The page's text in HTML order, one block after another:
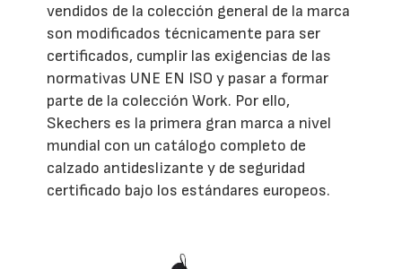
vendidos de la colección general de la marca
son modificados técnicamente para ser
certificados, cumplir las exigencias de las
normativas UNE EN ISO y pasar a formar
parte de la colección Work. Por ello,
Skechers es la primera gran marca a nivel
mundial con un catálogo completo de
calzado antideslizante y de seguridad
certificado bajo los estándares europeos.